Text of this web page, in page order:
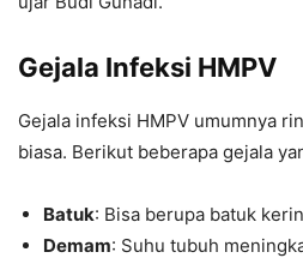
Gejala Infeksi HMPV
Gejala infeksi HMPV umumnya
biasa. Berikut beberapa gejala
Batuk: Bisa berupa batuk
Demam: Suhu tubuh